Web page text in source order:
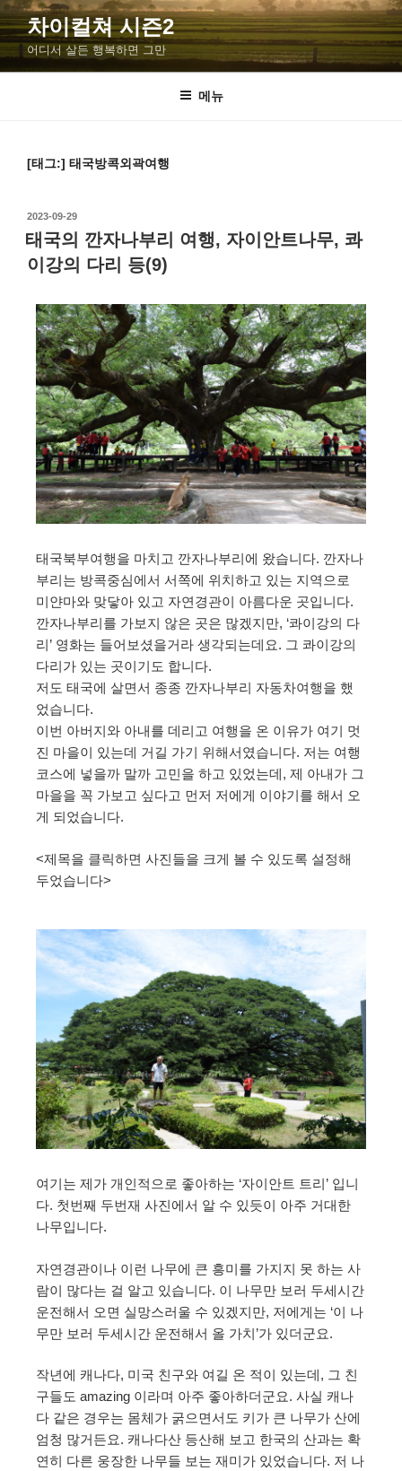
차이컬쳐 시즌2
어디서 살든 행복하면 그만
메뉴
[태그:] 태국방콕외곽여행
2023-09-29
태국의 깐자나부리 여행, 자이안트나무, 콰
이강의 다리 등(9)
태국북부여행을 마치고 깐자나부리에 왔습니다. 깐자나
부리는 방콕중심에서 서쪽에 위치하고 있는 지역으로
미얀마와 맞닿아 있고 자연경관이 아름다운 곳입니다.
깐자나부리를 가보지 않은 곳은 많겠지만, ‘콰이강의 다
리’ 영화는 들어보셨을거라 생각되는데요. 그 콰이강의
다리가 있는 곳이기도 합니다.
저도 태국에 살면서 종종 깐자나부리 자동차여행을 했
었습니다.
이번 아버지와 아내를 데리고 여행을 온 이유가 여기 멋
진 마을이 있는데 거길 가기 위해서였습니다. 저는 여행
코스에 넣을까 말까 고민을 하고 있었는데, 제 아내가 그
마을을 꼭 가보고 싶다고 먼저 저에게 이야기를 해서 오
게 되었습니다.
<제목을 클릭하면 사진들을 크게 볼 수 있도록 설정해
두었습니다>
여기는 제가 개인적으로 좋아하는 ‘자이안트 트리’ 입니
다. 첫번째 두번재 사진에서 알 수 있듯이 아주 거대한
나무입니다.
자연경관이나 이런 나무에 큰 흥미를 가지지 못 하는 사
람이 많다는 걸 알고 있습니다. 이 나무만 보러 두세시간
운전해서 오면 실망스러울 수 있겠지만, 저에게는 ‘이 나
무만 보러 두세시간 운전해서 올 가치’가 있더군요.
작년에 캐나다, 미국 친구와 여길 온 적이 있는데, 그 친
구들도 amazing 이라며 아주 좋아하더군요. 사실 캐나
다 같은 경우는 몸체가 굵으면서도 키가 큰 나무가 산에
엄청 많거든요. 캐나다산 등산해 보고 한국의 산과는 확
연히 다른 웅장한 나무들 보는 재미가 있었습니다. 저 나